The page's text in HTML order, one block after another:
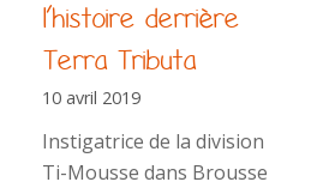
l’histoire derrière
Terra Tributa
10 avril 2019
Instigatrice de la division
Ti-Mousse dans Brousse